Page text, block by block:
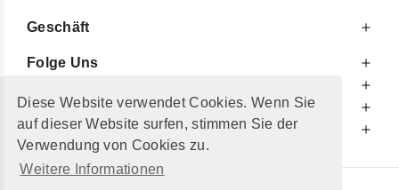
Diese Website verwendet Cookies. Wenn Sie
auf dieser Website surfen, stimmen Sie der
Verwendung von Cookies zu.
Weitere Informationen
Geschäft
Folge Uns
Zu Ihrer Information
Zusätzlich